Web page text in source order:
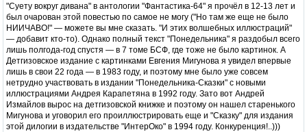
"Суету вокруг дивана" в антологии "Фантастика-64" я прочёл в 12-13 лет и
был очарован этой повестью по самое не могу ("Но там же еще не было
НИИЧАВО!" — можете вы мне сказать. "И этих волшебных иллюстраций"
— добавит кто-то). Однако полный текст "Понедельника" я раздобыл всего
лишь полгода-год спустя — в 7 томе БСФ, где тоже не было картинок. А
Детгизовское издание с картинками Евгения Мигунова я увидел впервые
лишь в свои 22 года — в 1983 году, и поэтому мне было уже совсем
нетрудно участвовать в издании "Понедельника-Сказки" с новыми
иллюстрациями Андрея Карапетяна в 1992 году. Зато вот Андрей
Измайлов вырос на детгизовской книжке и поэтому он нашел старенького
Мигунова и уговорил его проиллюстрировать еще и "Сказку" для издания
этой дилогии в издательстве "ИнтерОко" в 1994 году. Конкуренция!..)))